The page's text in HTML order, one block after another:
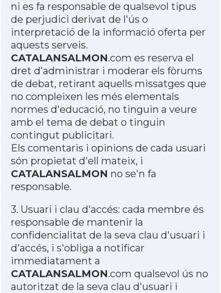
ni es fa responsable de qualsevol tipus
de perjudici derivat de l'ús o
interpretació de la informació oferta per
aquests serveis.
CATALANSALMON.com es reserva el
dret d'administrar i moderar els fòrums
de debat, retirant aquells missatges que
no compleixen les més elementals
normes d'educació, no tinguin a veure
amb el tema de debat o tinguin
contingut publicitari.
Els comentaris i opinions de cada usuari
són propietat d'ell mateix, i
CATALANSALMON no se'n fa
responsable.
3. Usuari i clau d'accés: cada membre és
responsable de mantenir la
confidencialitat de la seva clau d'usuari i
d'accés, i s'obliga a notificar
immediatament a
CATALANSALMON.com qualsevol ús no
autoritzat de la seva clau d'usuari i